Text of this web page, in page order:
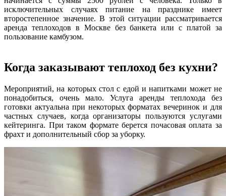
исключительных случаях питание на празднике имеет
второстепенное значение. В этой ситуации рассматривается
аренда теплоходов в Москве без банкета или с платой за
пользование камбузом.
Когда заказывают теплоход без кухни?
Мероприятий, на которых стол с едой и напитками может не
понадобиться, очень мало. Услуга аренды теплохода без
готовки актуальна при некоторых форматах вечеринок и для
частных случаев, когда организаторы пользуются услугами
кейтеринга. При таком формате берется почасовая оплата за
фрахт и дополнительный сбор за уборку.